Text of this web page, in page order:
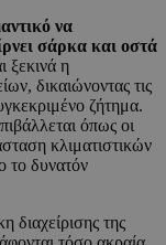
να
σάρκα και οστά
ξεκινά η
δικαιώνοντας τις
ζήτημα.
όπως οι
κλιματιστικών
το δυνατόν
διαχείρισης της